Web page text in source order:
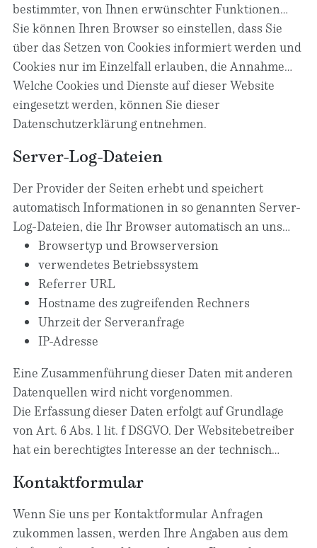
können zur Auswertung des Nutzerverhaltens oder
zu Werbezwecken verwendet werden.
bestimmter, von Ihnen erwünschter Funktionen
(z. B. für die Warenkorbfunktion) oder zur
Optimierung der Website (z. B. Cookies zur Messung
des Webpublikums) erforderlich sind (notwendige
Cookies), werden auf Grundlage von Art. 6 Abs. 1 lit.
f DSGVO gespeichert, sofern keine andere
Rechtsgrundlage angegeben wird. Der
der Speicherung von notwendigen Cookies zur
technisch fehlerfreien und optimierten
Bereitstellung seiner Dienste. Sofern eine
Einwilligung zur Speicherung von Cookies und
vergleichbaren Wiedererkennungstechnologien
abgefragt wurde, erfolgt die Verarbeitung
ausschließlich auf Grundlage dieser Einwilligung
(Art. 6 Abs. 1 lit. a DSGVO und § 25 Abs. 1 TDDDG);
die Einwilligung ist jederzeit widerrufbar.
Sie können Ihren Browser so einstellen, dass Sie
über das Setzen von Cookies informiert werden und
Cookies nur im Einzelfall erlauben, die Annahme
von Cookies für bestimmte Fälle oder generell
ausschließen sowie das automatische Löschen der
Cookies beim Schließen des Browsers aktivieren. Bei
Funktionalität dieser Website eingeschränkt sein.
Welche Cookies und Dienste auf dieser Website
eingesetzt werden, können Sie dieser
Datenschutzerklärung entnehmen.
Server-Log-Dateien
Der Provider der Seiten erhebt und speichert
automatisch Informationen in so genannten Server-
Log-Dateien, die Ihr Browser automatisch an uns
übermittelt. Dies sind:
Browsertyp und Browserversion
verwendetes Betriebssystem
Referrer URL
Hostname des zugreifenden Rechners
Uhrzeit der Serveranfrage
IP-Adresse
Eine Zusammenführung dieser Daten mit anderen
Datenquellen wird nicht vorgenommen.
Die Erfassung dieser Daten erfolgt auf Grundlage
von Art. 6 Abs. 1 lit. f DSGVO. Der Websitebetreiber
hat ein berechtigtes Interesse an der technisch
seiner Website – hierzu müssen die Server-Log-
Files erfasst werden.
Kontaktformular
Wenn Sie uns per Kontaktformular Anfragen
zukommen lassen, werden Ihre Angaben aus dem